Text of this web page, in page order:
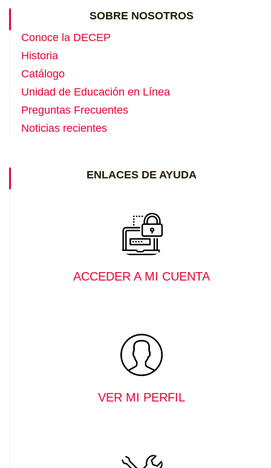
SOBRE NOSOTROS
Conoce la DECEP
Historia
Catálogo
Unidad de Educación en Línea
Preguntas Frecuentes
Noticias recientes
ENLACES DE AYUDA
ACCEDER A MI CUENTA
VER MI PERFIL